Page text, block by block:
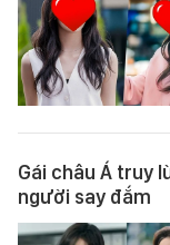
Gái châu Á truy
người say đắm